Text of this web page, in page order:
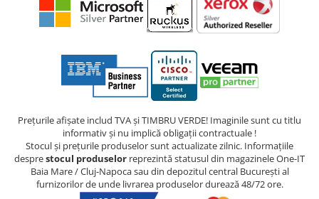
Prețurile afișate includ TVA și TIMBRU VERDE! Imaginile sunt cu titlu
informativ și nu implică obligații contractuale !
Stocul și prețurile produselor sunt actualizate zilnic. Informațiile
desprestocul produselor reprezintă statusul din magazinele One-IT
Baia Mare / Cluj-Napoca sau din depozitul central București al
furnizorilor de unde livrarea produselor durează 48/72 ore.